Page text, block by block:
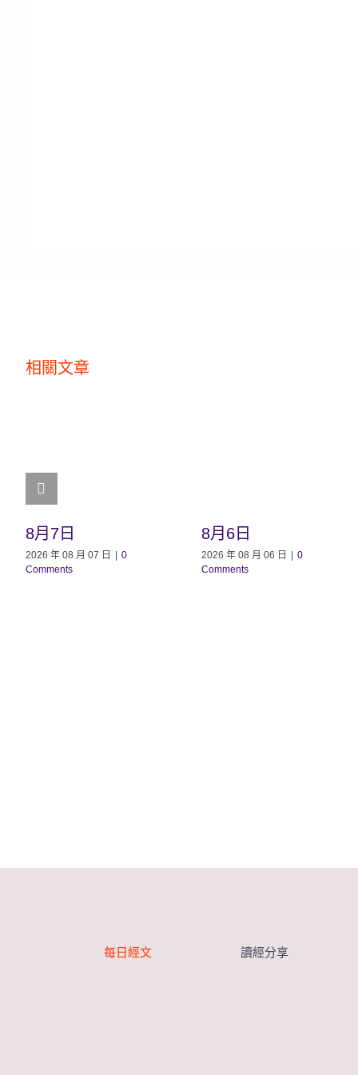
相關文章
8月7日
2026 年 08 月 07 日
0
Comments
8月6日
2026 年 08 月 06 日
0
Comments
每日經文 讀經分享